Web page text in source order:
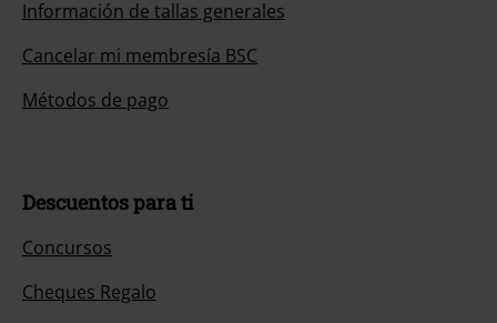
Información de tallas generales
Cancelar mi membresía BSC
Métodos de pago
Descuentos para ti
Concursos
Cheques Regalo